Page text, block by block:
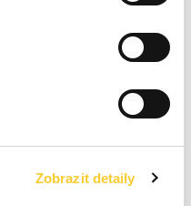
Zobrazit detaily